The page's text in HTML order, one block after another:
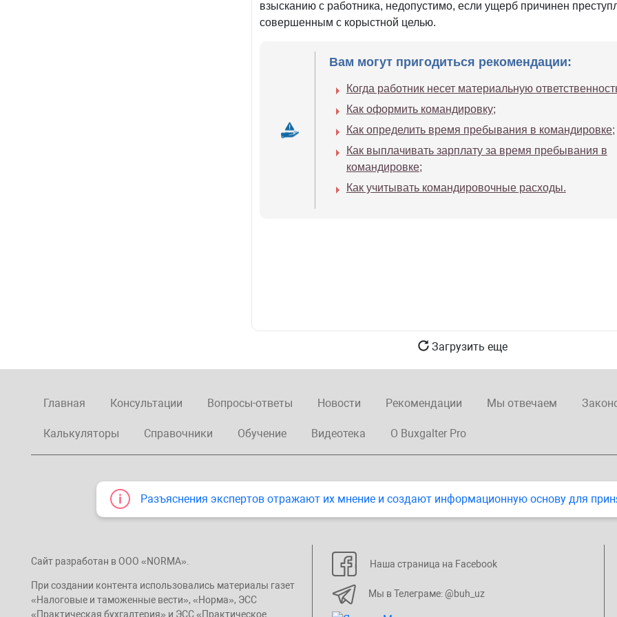
взысканию с работника, недопустимо, если ущерб причинен
совершенным с корыстной целью.
Вам могут пригодиться рекомендации:
Когда работник несет материальную
Как оформить командировку;
Как определить время пребывания в командировке;
Как выплачивать зарплату за время пребывания в
командировке;
Как учитывать командировочные расходы.
Загрузить еще
Главная Консультации Вопросы-ответы Новости Рекомендации Мы отвечаем
Калькуляторы Справочники Обучение Видеотека О Buxgalter Pro
Разъяснения экспертов отражают их мнение и создают информационную основу для
Сайт разработан в ООО «NORMA».
При создании контента использовались материалы газет
«Налоговые и таможенные вести», «Норма», ЭСС
«Практическая бухгалтерия» и ЭСС «Практическое
Наша страница на Facebook
Мы в Телеграме: @buh_uz